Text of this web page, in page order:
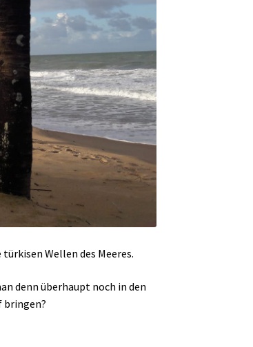
Wellen des Meeres.
denn überhaupt noch in den
bringen?